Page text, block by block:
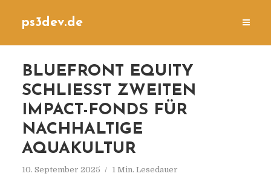
ps3dev.de
BLUEFRONT EQUITY
SCHLIESST ZWEITEN I
MPACT-FONDS FÜR N
ACHHALTIGE A
QUAKULTUR
10. September 2025 1 Min. Lesedauer